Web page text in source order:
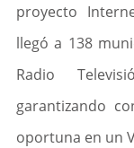
proyecto
llegó a 138
Radio
garantizando
oportuna en un